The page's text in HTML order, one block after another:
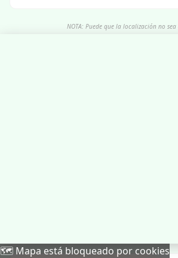
NOTA: Puede que la localización no sea
🗺️ Mapa está bloqueado por cookies